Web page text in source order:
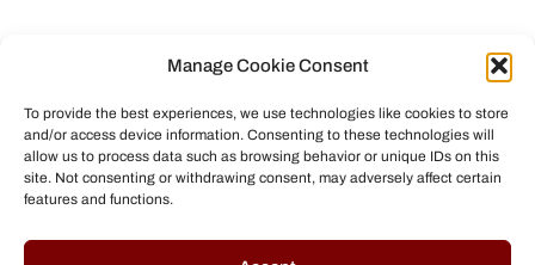
Manage Cookie Consent
To provide the best experiences, we use technologies like cookies to store
and/or access device information. Consenting to these technologies will
allow us to process data such as browsing behavior or unique IDs on this
site. Not consenting or withdrawing consent, may adversely affect certain
features and functions.